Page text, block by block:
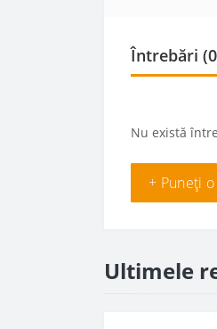
Întrebări
Nu există
+ Puneți
Ultimele